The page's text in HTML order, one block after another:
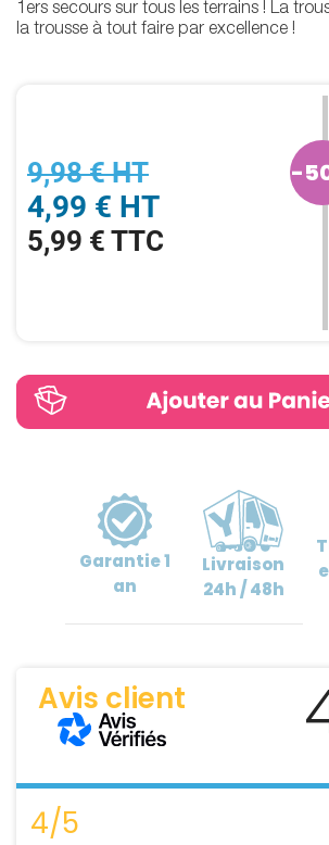
9,98 € HT
4,99 € HT
5,99 € TTC
-
1ers secours sur tous les terrains ! La
la trousse à tout faire par excellence !
Garantie1
an
Livraison
24h / 48h
Avis client
4/5